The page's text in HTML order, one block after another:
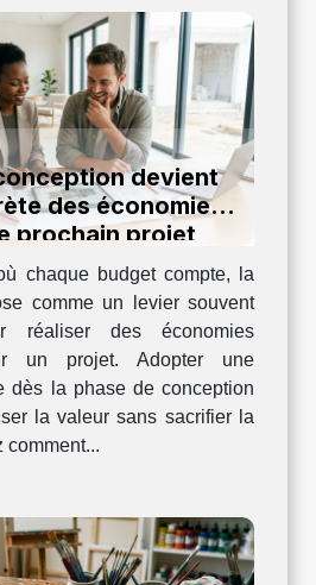
devient
des économies
prochain projet
chaque budget compte, la
comme un levier souvent
réaliser des économies
un projet. Adopter une
dès la phase de conception
la valeur sans sacrifier la
comment...